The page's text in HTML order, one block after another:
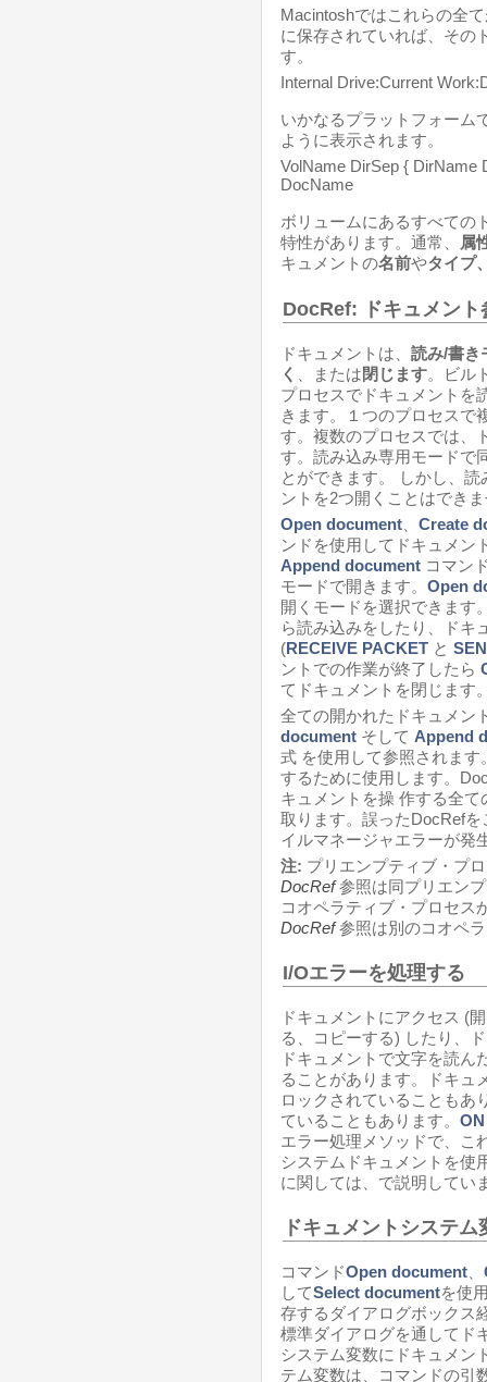
Macintoshではこれらの全
に保存されていれば、その
す。
Internal Drive:Current
いかなるプラットフォーム
ように表示されます。
VolName DirSep { DirName
DocName
ボリュームにあるすべての
特性があります。通常、 属
キュメントの名前やタイプ
DocRef: ドキュメント
ドキュメントは、 読み/書き
く
、または閉じます。ビル
プロセスでドキュメントを
きます。１つのプロセスで
す。複数のプロセスでは、
す。読み込み専用モードで
とができます。 しかし、
ントを2つ開くことはでき
Open document
Create
ンドを使用してドキュメン
Append document コマン
モードで開きます。 Open
開くモードを選択できます
ら読み込みをしたり、ドキ
(RECEIVE PACKET と
ントでの作業が終了したら
てドキュメントを閉じます
全ての開かれたドキュメン
document そして Append
式 を使用して参照されま
するために使用します。
キュメントを操 作する全
取ります。誤ったDocRef
イルマネージャエラーが発
注: プリエンプティブ・プ
DocRef参照は同プリエン
コオペラティブ・プロセス
DocRef参照は別のコオペ
I/Oエラーを処理する
ドキュメントにアクセス (
る、コピーする) したり、
ドキュメントで文字を読ん
ることがあります。ドキュ
ロックされていることもあ
ていることもあります。
エラー処理メソッドで、こ
システムドキュメントを使
に関しては、 で説明してい
ドキュメントシステム
コマンドOpen document
してSelect documentを使
存するダイアログボックス
標準ダイアログを通してド
システム変数にドキュメン
テム変数は、コマンドの引